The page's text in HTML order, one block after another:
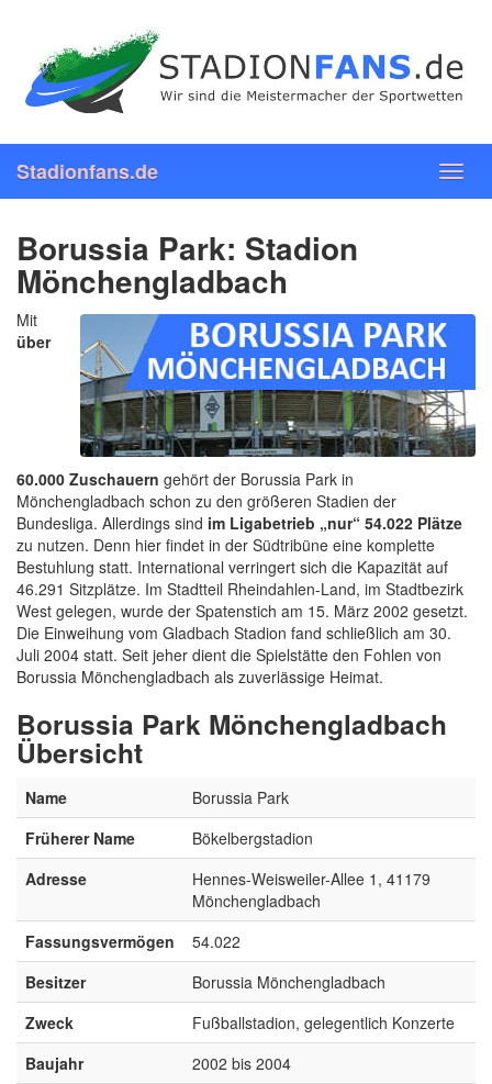
content
Stadionfans.de
Borussia Park: Stadion
Mönchengladbach
Mit
über
60.000 Zuschauern gehört der Borussia Park in
Mönchengladbach schon zu den größeren Stadien der
Bundesliga. Allerdings sind im Ligabetrieb „nur“ 54.022 Plätze
zu nutzen. Denn hier findet in der Südtribüne eine komplette
Bestuhlung statt. International verringert sich die Kapazität auf
46.291 Sitzplätze. Im Stadtteil Rheindahlen-Land, im Stadtbezirk
West gelegen, wurde der Spatenstich am 15. März 2002 gesetzt.
Die Einweihung vom Gladbach Stadion fand schließlich am 30.
Juli 2004 statt. Seit jeher dient die Spielstätte den Fohlen von
Borussia Mönchengladbach als zuverlässige Heimat.
Borussia Park Mönchengladbach
Übersicht
Name
Borussia Park
Früherer Name
Bökelbergstadion
Adresse
Hennes-Weisweiler-Allee 1, 41179
Mönchengladbach
Fassungsvermögen
54.022
Besitzer
Borussia Mönchengladbach
Zweck
Fußballstadion, gelegentlich Konzerte
Baujahr
2002 bis 2004